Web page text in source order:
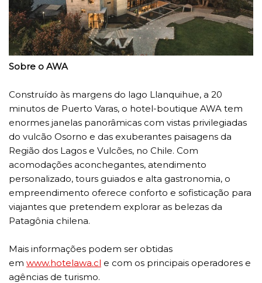
Sobre o AWA
Construído às margens do lago Llanquihue, a 20
minutos de Puerto Varas, o hotel-boutique AWA tem
enormes janelas panorâmicas com vistas privilegiadas
do vulcão Osorno e das exuberantes paisagens da
Região dos Lagos e Vulcões, no Chile. Com
acomodações aconchegantes, atendimento
personalizado, tours guiados e alta gastronomia, o
empreendimento oferece conforto e sofisticação para
viajantes que pretendem explorar as belezas da
Patagônia chilena.
Mais informações podem ser obtidas
em www.hotelawa.cl e com os principais operadores e
agências de turismo.